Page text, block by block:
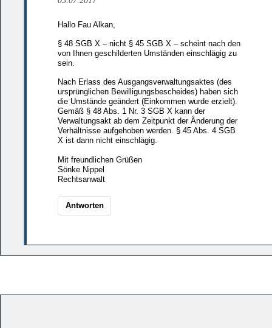
Hallo Fau Alkan,
§ 48 SGB X – nicht § 45 SGB X – scheint nach den
von Ihnen geschilderten Umständen einschlägig zu
sein.
Nach Erlass des Ausgangsverwaltungsaktes (des
ursprünglichen Bewilligungsbescheides) haben sich
die Umstände geändert (Einkommen wurde erzielt).
Gemäß § 48 Abs. 1 Nr. 3 SGB X kann der
Verwaltungsakt ab dem Zeitpunkt der Änderung der
Verhältnisse aufgehoben werden. § 45 Abs. 4 SGB
X ist dann nicht einschlägig.
Mit freundlichen Grüßen
Sönke Nippel
Rechtsanwalt
Antworten